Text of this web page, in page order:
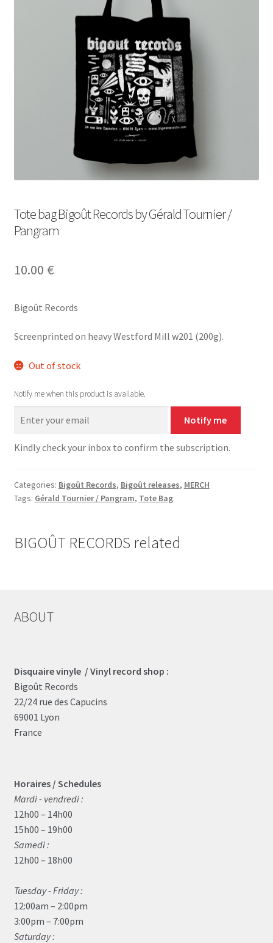
Tote bag Bigoût Records by Gérald Tournier /
Pangram
10.00 €
Bigoût Records
Screenprinted on heavy Westford Mill w201 (200g).
Out of stock
Notify me when this product is available.
Notify me
Kindly check your inbox to confirm the subscription.
Categories: Bigoût Records, Bigoût releases, MERCH
Tags: Gérald Tournier / Pangram, Tote Bag
BIGOÛT RECORDS related
ABOUT
Disquaire vinyle / Vinyl record shop :
Bigoût Records
22/24 rue des Capucins
69001 Lyon
France
Horaires / Schedules
Mardi - vendredi :
12h00 – 14h00
15h00 – 19h00
Samedi :
12h00 – 18h00
Tuesday - Friday :
12:00am – 2:00pm
3:00pm – 7:00pm
Saturday :